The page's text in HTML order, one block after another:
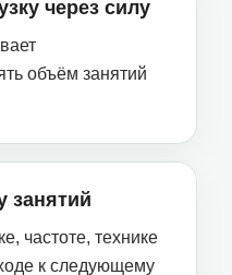
через силу
объём занятий
занятий
частоте, технике
к следующему